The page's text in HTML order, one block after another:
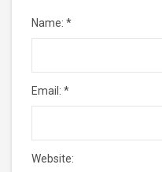
Name: *
Email: *
Website: